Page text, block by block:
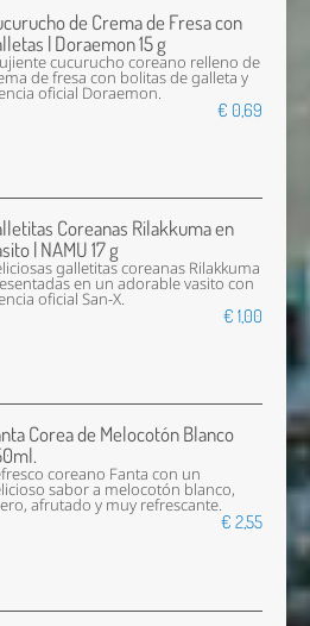
de Crema de Fresa con
| Doraemon 15 g
cucurucho coreano relleno de
de fresa con bolitas de galleta y
oficial Doraemon.
€ 0,69
Coreanas Rilakkuma en
| NAMU 17 g
galletitas coreanas Rilakkuma
en un adorable vasito con
oficial San-X.
€ 1,00
Corea de Melocotón Blanco
coreano Fanta con un
sabor a melocotón blanco,
afrutado y muy refrescante.
€ 2,55